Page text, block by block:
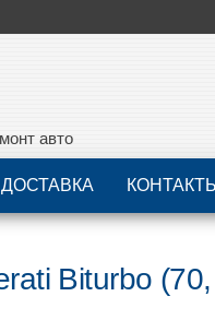
авто
ДОСТАВКА КОНТАКТЫ
Biturbo